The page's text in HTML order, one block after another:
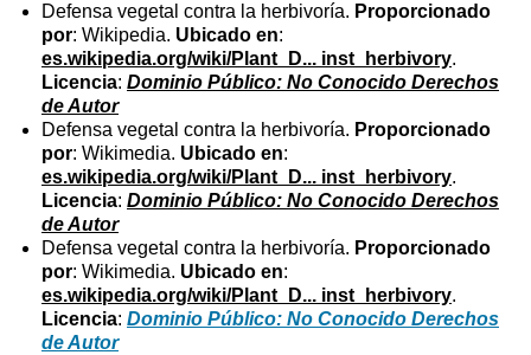
Defensa vegetal contra la herbivoría. Proporcionado
por: Wikipedia. Ubicado en:
es.wikipedia.org/wiki/Plant_D... inst_herbivory.
Licencia:Dominio Público: No Conocido Derechos
de Autor
Defensa vegetal contra la herbivoría. Proporcionado
por: Wikimedia. Ubicado en:
es.wikipedia.org/wiki/Plant_D... inst_herbivory.
Licencia:Dominio Público: No Conocido Derechos
de Autor
Defensa vegetal contra la herbivoría. Proporcionado
por: Wikimedia. Ubicado en:
es.wikipedia.org/wiki/Plant_D... inst_herbivory.
Licencia:Dominio Público: No Conocido Derechos
de Autor